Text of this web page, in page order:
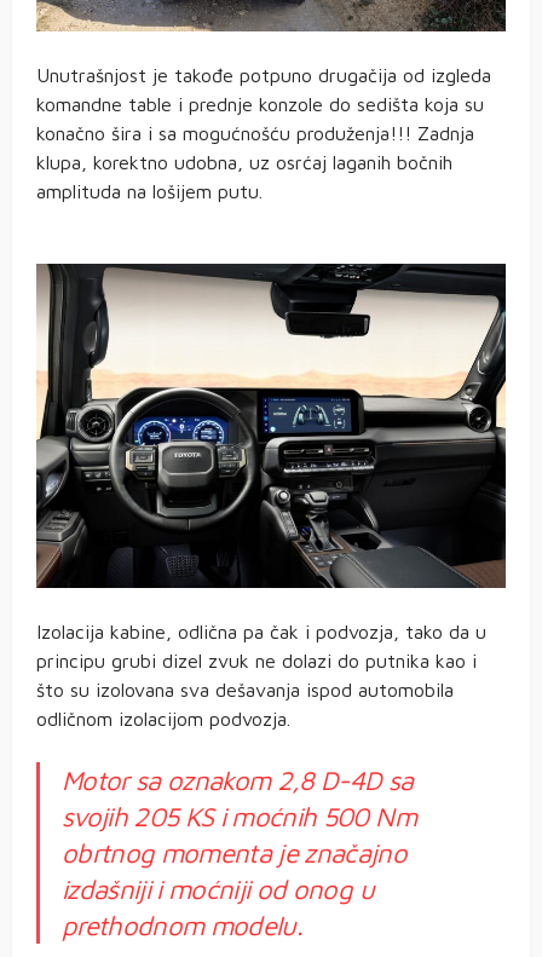
Unutrašnjost je takođe potpuno drugačija od izgleda
komandne table i prednje konzole do sedišta koja su
konačno šira i sa mogućnošću produženja!!! Zadnja
klupa, korektno udobna, uz osrćaj laganih bočnih
amplituda na lošijem putu.
Izolacija kabine, odlična pa čak i podvozja, tako da u
principu grubi dizel zvuk ne dolazi do putnika kao i
što su izolovana sva dešavanja ispod automobila
odličnom izolacijom podvozja.
Motor sa oznakom 2,8 D-4D sa
svojih 205 KS i moćnih 500 Nm
obrtnog momenta je značajno
izdašniji i moćniji od onog u
prethodnom modelu.